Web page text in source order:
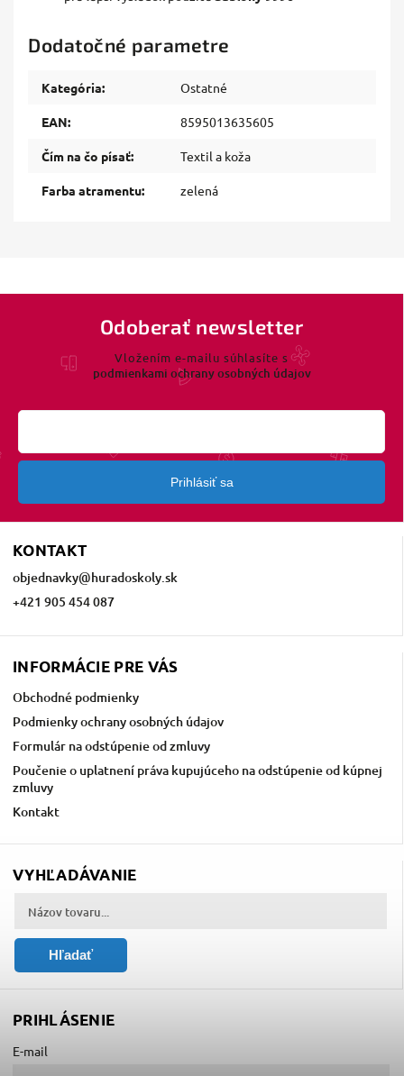
Dodatočné parametre
Kategória: Ostatné
EAN: 8595013635605
Čím na čo písať: Textil a koža
Farba atramentu: zelená
KONTAKT
objednavky@huradoskoly.sk
+421 905 454 087
INFORMÁCIE PRE VÁS
Obchodné podmienky
Podmienky ochrany osobných údajov
Formulár na odstúpenie od zmluvy
Poučenie o uplatnení práva kupujúceho na odstúpenie od kúpnej
zmluvy
Kontakt
Odoberať newsletter
Vložením e-mailu súhlasíte s
podmienkami ochrany osobných údajov
Prihlásiť sa
VYHĽADÁVANIE
Hľadať
PRIHLÁSENIE
E-mail